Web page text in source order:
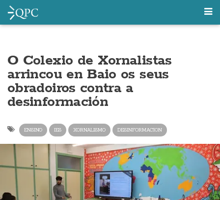
O Colexio de Xornalistas
arrincou en Baio os seus
obradoiros contra a
desinformación
ENSINO IES XORNALISMO DESINFORMACION